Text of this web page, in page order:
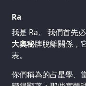
Ra
我是 Ra。 我們首先
大奧秘牌脫離關係，
表。
你們稱為的占星學、